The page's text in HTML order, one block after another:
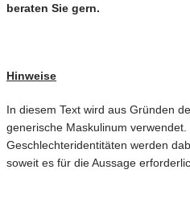
beraten Sie gern.
Hinweise
In diesem Text wird aus Gründen
generische Maskulinum
Geschlechteridentitäten werden
soweit es für die Aussage